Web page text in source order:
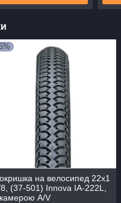
на велосипед 22x1
(37-501) Innova IA-222L,
A/V